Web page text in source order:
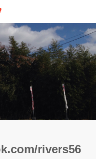
rivers56